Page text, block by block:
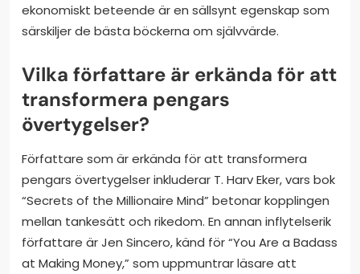
ekonomiskt beteende är en sällsynt egenskap som
särskiljer de bästa böckerna om självvärde.
Vilka författare är erkända för att
transformera pengars
övertygelser?
Författare som är erkända för att transformera
pengars övertygelser inkluderar T. Harv Eker, vars bok
“Secrets of the Millionaire Mind” betonar kopplingen
mellan tankesätt och rikedom. En annan inflytelserik
författare är Jen Sincero, känd för “You Are a Badass
at Making Money,” som uppmuntrar läsare att